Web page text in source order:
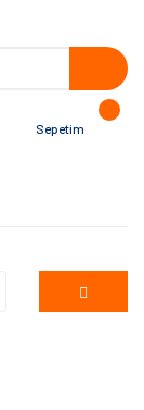
Sepetim